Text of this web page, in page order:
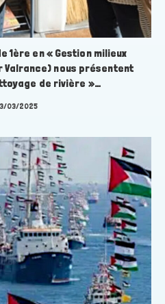
1ère en « Gestion milieux
Valrance) nous présentent
de rivière »…
03/2025